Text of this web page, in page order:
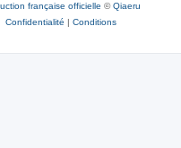
française officielle ©Qiaeru
Confidentialité | Conditions